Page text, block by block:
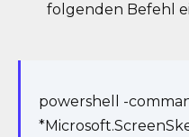
folgenden Befehl
powershell -